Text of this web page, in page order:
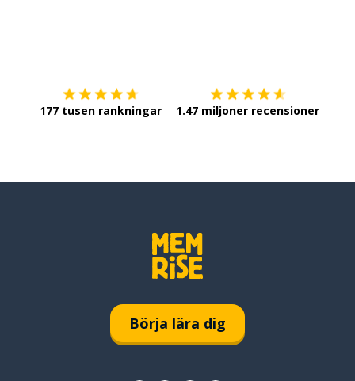
177 tusen rankningar 1.47 miljoner recensioner
Börja lära dig